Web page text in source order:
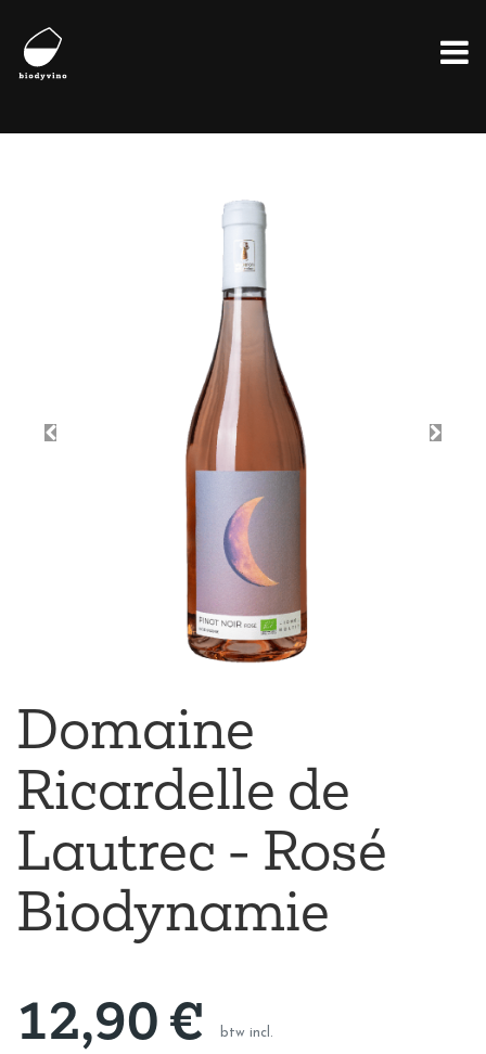
Domaine
Ricardelle de
Lautrec - Rosé
Biodynamie
12,90€ btw incl.